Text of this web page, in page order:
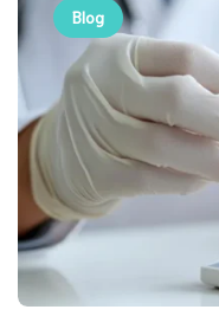
Blog